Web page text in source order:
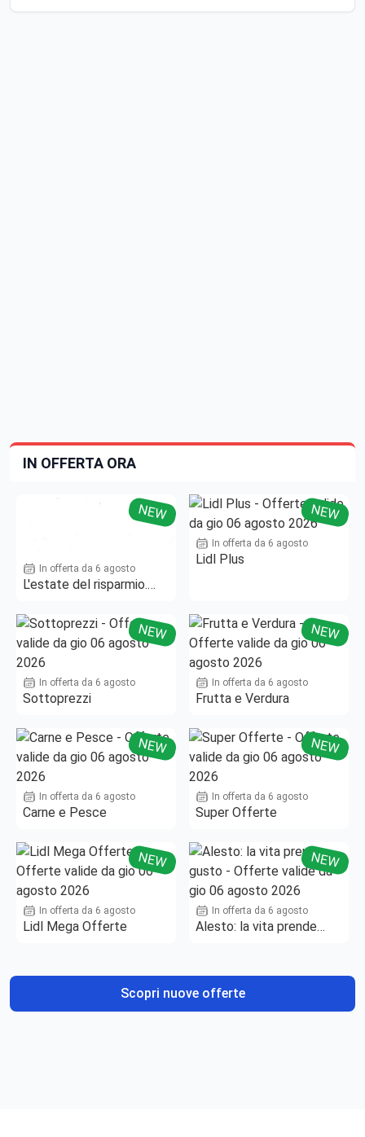
IN OFFERTA ORA
NEW
In offerta da 6 agosto
L'estate del risparmio.
NEW
In offerta da 6 agosto
Lidl Plus
NEW
In offerta da 6 agosto
Sottoprezzi
NEW
In offerta da 6 agosto
Frutta e Verdura
NEW
In offerta da 6 agosto
Carne e Pesce
NEW
In offerta da 6 agosto
Super Offerte
NEW
In offerta da 6 agosto
Lidl Mega Offerte
NEW
In offerta da 6 agosto
Alesto: la vita prende
Scopri nuove offerte